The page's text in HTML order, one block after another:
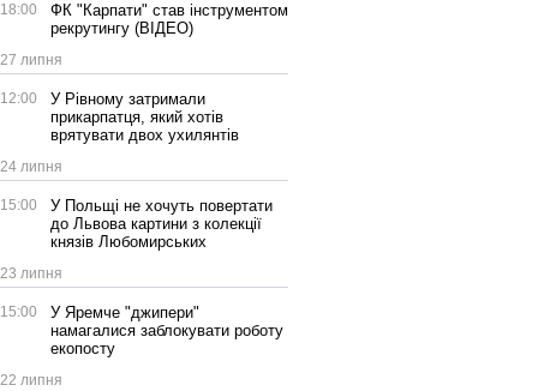
18:00
ФК "Карпати" став інструментом
рекрутингу (ВІДЕО)
27 липня
12:00
У Рівному затримали
прикарпатця, який хотів
врятувати двох ухилянтів
24 липня
15:00
У Польщі не хочуть повертати
до Львова картини з колекції
князів Любомирських
23 липня
15:00
У Яремче "джипери"
намагалися заблокувати роботу
екопосту
22 липня